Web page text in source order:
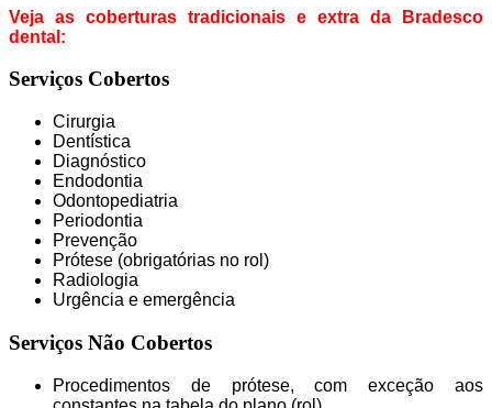
Veja as coberturas tradicionais e extra da Bradesco
dental:
Serviços Cobertos
Cirurgia
Dentística
Diagnóstico
Endodontia
Odontopediatria
Periodontia
Prevenção
Prótese (obrigatórias no rol)
Radiologia
Urgência e emergência
Serviços Não Cobertos
Procedimentos de prótese, com exceção aos